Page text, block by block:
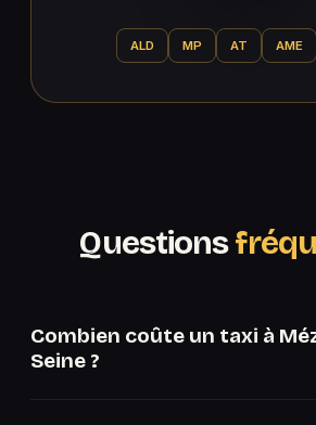
ALD MP AT AME
Questions
Combien coûte un taxi à
Seine ?